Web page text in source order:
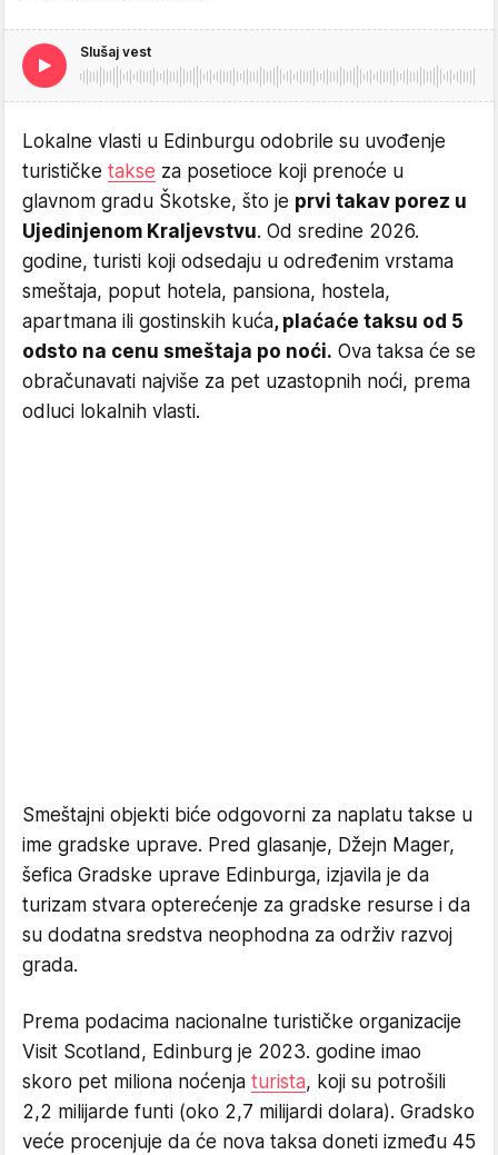
Slušaj vest
Lokalne vlasti u Edinburgu odobrile su uvođenje
turističke takse za posetioce koji prenoće u
glavnom gradu Škotske, što je prvi takav porez u
Ujedinjenom Kraljevstvu. Od sredine 2026.
godine, turisti koji odsedaju u određenim vrstama
smeštaja, poput hotela, pansiona, hostela,
apartmana ili gostinskih kuća, plaćaće taksu od 5
odsto na cenu smeštaja po noći. Ova taksa će se
obračunavati najviše za pet uzastopnih noći, prema
odluci lokalnih vlasti.
Smeštajni objekti biće odgovorni za naplatu takse u
ime gradske uprave. Pred glasanje, Džejn Mager,
šefica Gradske uprave Edinburga, izjavila je da
turizam stvara opterećenje za gradske resurse i da
su dodatna sredstva neophodna za održiv razvoj
grada.
Prema podacima nacionalne turističke organizacije
Visit Scotland, Edinburg je 2023. godine imao
skoro pet miliona noćenja turista, koji su potrošili
2,2 milijarde funti (oko 2,7 milijardi dolara). Gradsko
veće procenjuje da će nova taksa doneti između 45